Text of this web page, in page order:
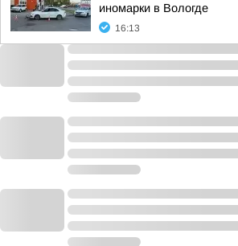
иномарки в Вологде
16:13